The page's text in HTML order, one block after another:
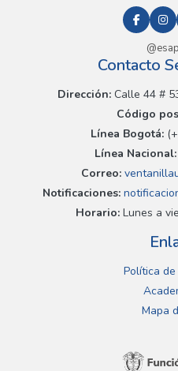
Contacto
Dirección:Calle 44 #
Código
Línea Bogotá:
Línea Nacional:
Correo:
Notificaciones:
Horario:Lunes a
Política
Mapa